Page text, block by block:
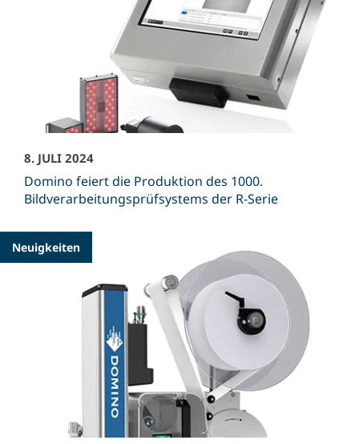
8. JULI 2024
Domino feiert die Produktion des 1000.
Bildverarbeitungsprüfsystems der R-Serie
Neuigkeiten